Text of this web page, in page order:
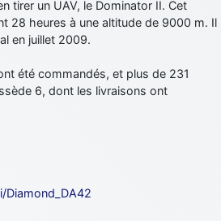
tirer un UAV, le Dominator II. Cet
28 heures à une altitude de 9000 m. Il
en juillet 2009.
été commandés, et plus de 231
6, dont les livraisons ont